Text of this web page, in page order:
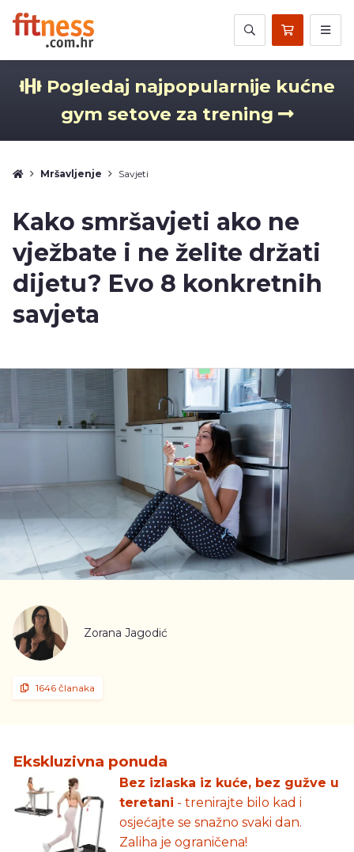
Pogledaj najpopularnije kućne
gym setove za trening
Mršavljenje Savjeti
Kako smršavjeti ako ne
vježbate i ne želite držati
dijetu? Evo 8 konkretnih
savjeta
Zorana Jagodić
1646 članaka
Ekskluzivna ponuda
Bez izlaska iz kuće, bez gužve u
teretani - trenirajte bilo kad i
osjećajte se snažno svaki dan.
Zaliha je ograničena!